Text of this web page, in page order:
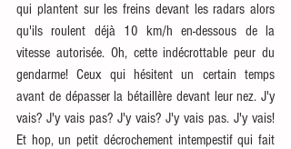
qui plantent sur les freins devant les radars alors
qu'ils roulent déjà 10 km/h en-dessous de la
vitesse autorisée. Oh, cette indécrottable peur du
gendarme! Ceux qui hésitent un certain temps
avant de dépasser la bétaillère devant leur nez. J'y
vais? J'y vais pas? J'y vais? J'y vais pas. J'y vais!
Et hop, un petit décrochement intempestif qui fait